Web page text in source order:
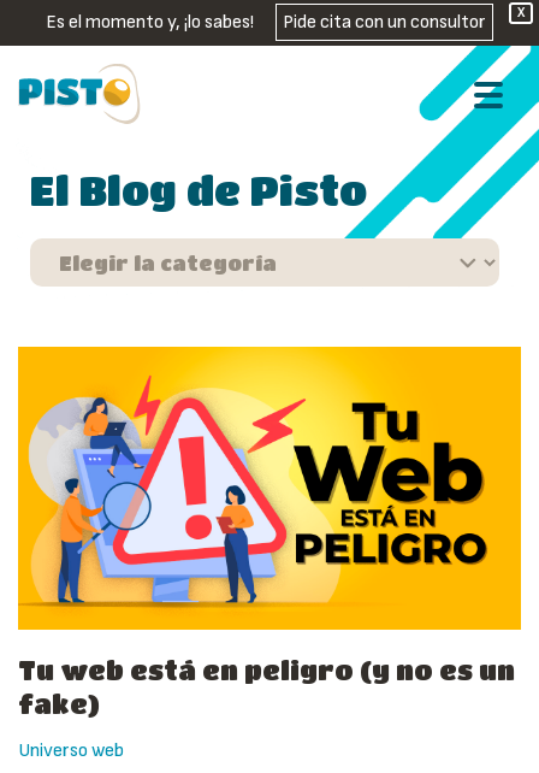
X
Es el momento y, ¡lo sabes! Pide cita con un consultor
El Blog de Pisto
Tu web está en peligro (y no es un
fake)
Universo web